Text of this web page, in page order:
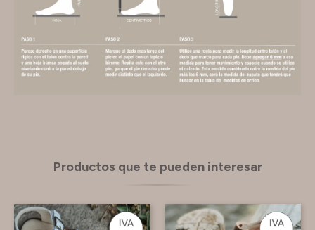
Productos que te pueden interesar